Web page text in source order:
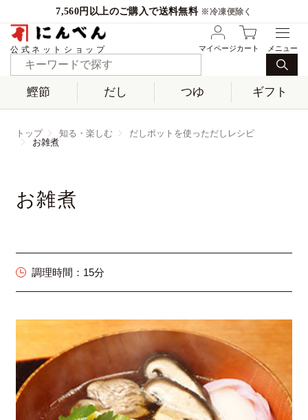
7,560円以上のご購入で送料無料 ※冷凍便除く
公式ネットショップ マイページカート
鰹節 だし つゆ ギフト
トップ 知る・楽しむ
だしポットを使っただしレシピ
お雑煮
お雑煮
調理時間： 15分